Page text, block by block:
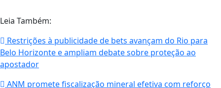
Leia Também:
Restrições à publicidade de bets avançam do Rio para
Belo Horizonte e ampliam debate sobre proteção ao
apostador
ANM promete fiscalização mineral efetiva com reforço